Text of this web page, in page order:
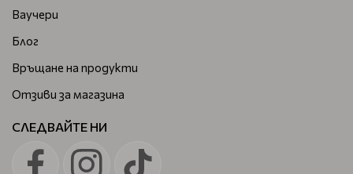
Ваучери
Блог
Връщане на продукти
Отзиви за магазина
СЛЕДВАЙТЕ НИ